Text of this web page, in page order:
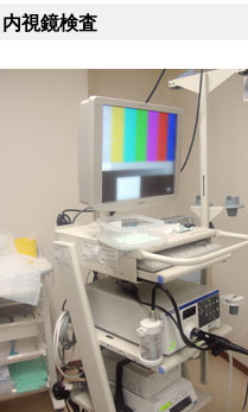
内視鏡検査